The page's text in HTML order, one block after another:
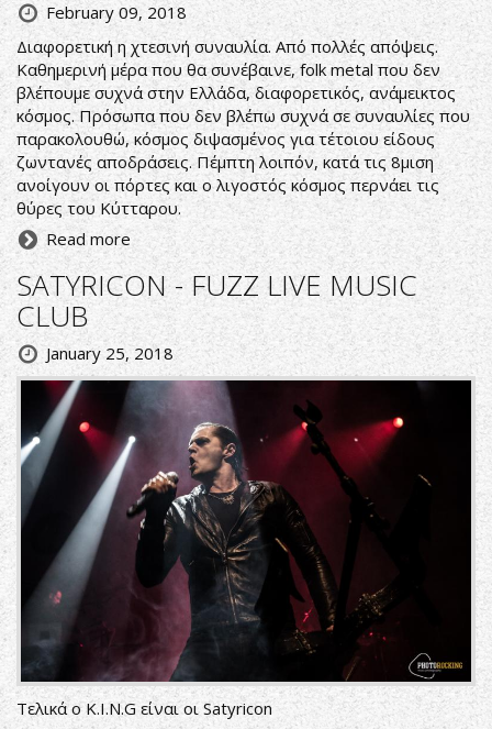
February 09, 2018
Διαφορετική η χτεσινή συναυλία. Από πολλές απόψεις.
Καθημερινή μέρα που θα συνέβαινε, folk metal που δεν
βλέπουμε συχνά στην Ελλάδα, διαφορετικός, ανάμεικτος
κόσμος. Πρόσωπα που δεν βλέπω συχνά σε συναυλίες που
παρακολουθώ, κόσμος διψασμένος για τέτοιου είδους
ζωντανές αποδράσεις. Πέμπτη λοιπόν, κατά τις 8μιση
ανοίγουν οι πόρτες και ο λιγοστός κόσμος περνάει τις
θύρες του Κύτταρου.
Read more
SATYRICON - FUZZ LIVE MUSIC
CLUB
January 25, 2018
Τελικά ο K.I.N.G είναι οι Satyricon